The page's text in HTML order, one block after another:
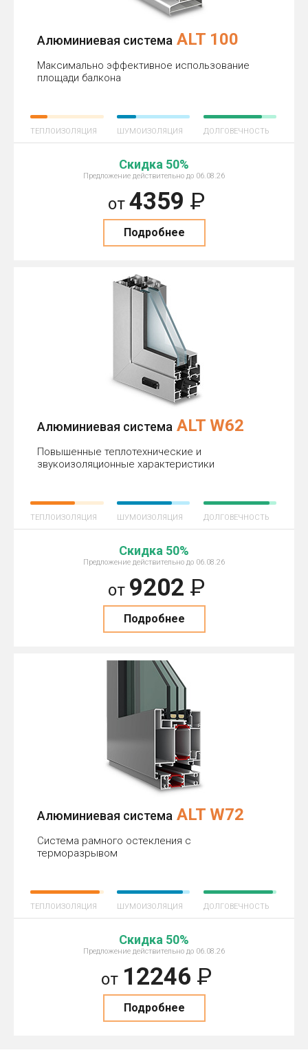
Алюминиевая система ALT 100
Максимально эффективное использование
площади балкона
ТЕПЛОИЗОЛЯЦИЯ ШУМОИЗОЛЯЦИЯ ДОЛГОВЕЧНОСТЬ
Скидка 50%
Предложение действительно до 06.08.26
от4359Р
Подробнее
Алюминиевая система ALT W62
Повышенные теплотехнические и
звукоизоляционные характеристики
ТЕПЛОИЗОЛЯЦИЯ ШУМОИЗОЛЯЦИЯ ДОЛГОВЕЧНОСТЬ
Скидка 50%
Предложение действительно до 06.08.26
от 9202Р
Подробнее
Алюминиевая система ALT W72
Система рамного остекления с
терморазрывом
ТЕПЛОИЗОЛЯЦИЯ ШУМОИЗОЛЯЦИЯ ДОЛГОВЕЧНОСТЬ
Скидка 50%
Предложение действительно до 06.08.26
от 12246Р
Подробнее